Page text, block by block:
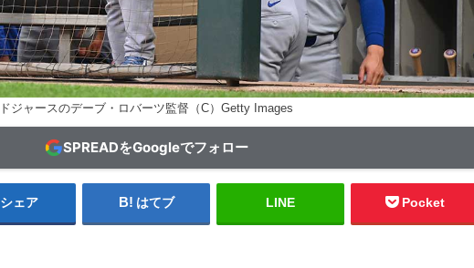
ドジャースのデーブ・ロバーツ監督（C）Getty Images
SPREADをGoogleでフォロー
シェア はてブ LINE Pocket